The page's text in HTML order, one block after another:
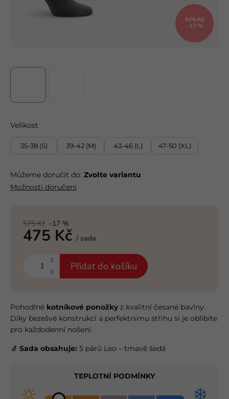
575 Kč
–17 %
575 Kč –17 %
475 Kč / sada
Velikost
35-38 (S) 39-42 (M) 43-46 (L) 47-50 (XL)
Můžeme doručit do: Zvolte variantu
Možnosti doručení
Přidat do košíku
Pohodlné kotníkové ponožky z kvalitní česané bavlny.
Díky bezešvé konstrukci a perfektnímu střihu si je oblíbíte
pro každodenní nošení.
🧦 Sada obsahuje: 5 párů Leo – tmavě šedá
TEPLOTNÍ PODMÍNKY